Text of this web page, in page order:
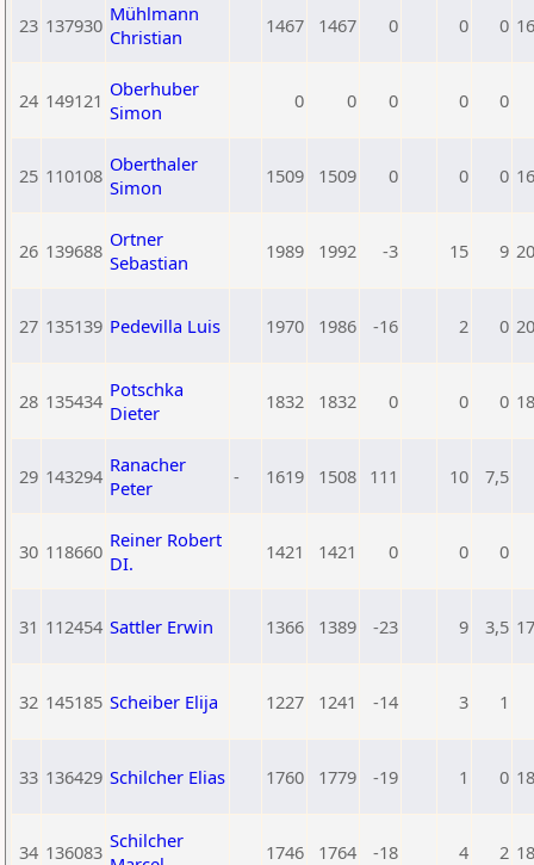
23 137930 Mühlmann
Christian
1467 1467 0 0 0
24 149121 Oberhuber
Simon
0 0 0 0 0
25 110108 Oberthaler
Simon
1509 1509 0 0 0
26 139688 Ortner
Sebastian
1989 1992 -3 15 9
27 135139 Pedevilla Luis 1970 1986 -16 2 0
28 135434 Potschka
Dieter
1832 1832 0 0 0
29 143294 Ranacher
Peter
- 1619 1508 111 10 7,5
30 118660 Reiner Robert
DI.
1421 1421 0 0 0
31 112454 Sattler Erwin 1366 1389 -23 9 3,5
32 145185 Scheiber Elija 1227 1241 -14 3 1
33 136429 Schilcher Elias 1760 1779 -19 1 0
34 136083 Schilcher
1746 1764 -18 4 2